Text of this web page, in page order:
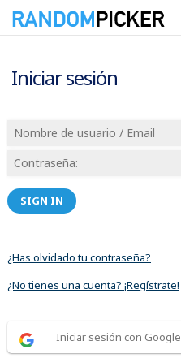
Iniciar sesión
SIGN IN
¿Has olvidado tu contraseña?
¿No tienes una cuenta? ¡Regístrate!
Iniciar sesión con Google